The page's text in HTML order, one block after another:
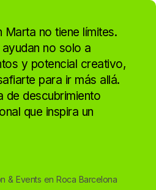
no tiene límites.
no solo a
y potencial creativo,
para ir más allá.
de descubrimiento
que inspira un
& Events en Roca Barcelona